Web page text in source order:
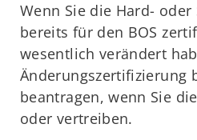
Wenn Sie die Hard- oder
bereits für den BOS
wesentlich verändert
Änderungszertifizierung
beantragen, wenn Sie
oder vertreiben.